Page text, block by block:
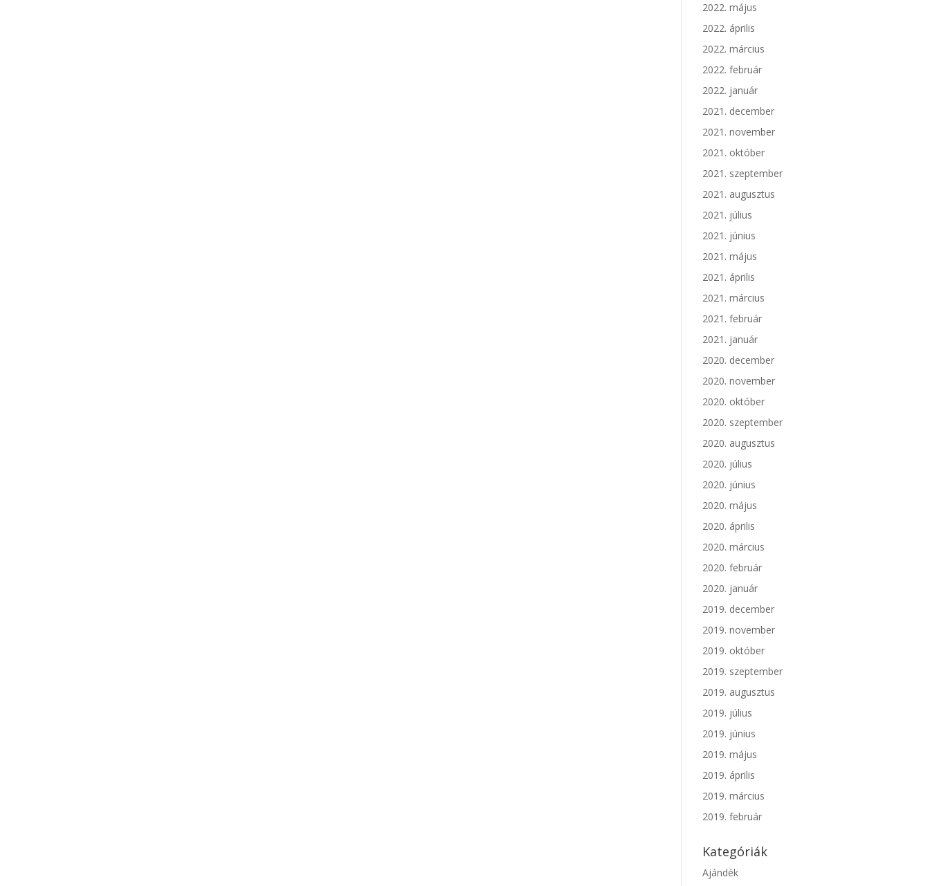
2022. május
2022. április
2022. március
2022. február
2022. január
2021. december
2021. november
2021. október
2021. szeptember
2021. augusztus
2021. július
2021. június
2021. május
2021. április
2021. március
2021. február
2021. január
2020. december
2020. november
2020. október
2020. szeptember
2020. augusztus
2020. július
2020. június
2020. május
2020. április
2020. március
2020. február
2020. január
2019. december
2019. november
2019. október
2019. szeptember
2019. augusztus
2019. július
2019. június
2019. május
2019. április
2019. március
2019. február
Kategóriák
Ajándék